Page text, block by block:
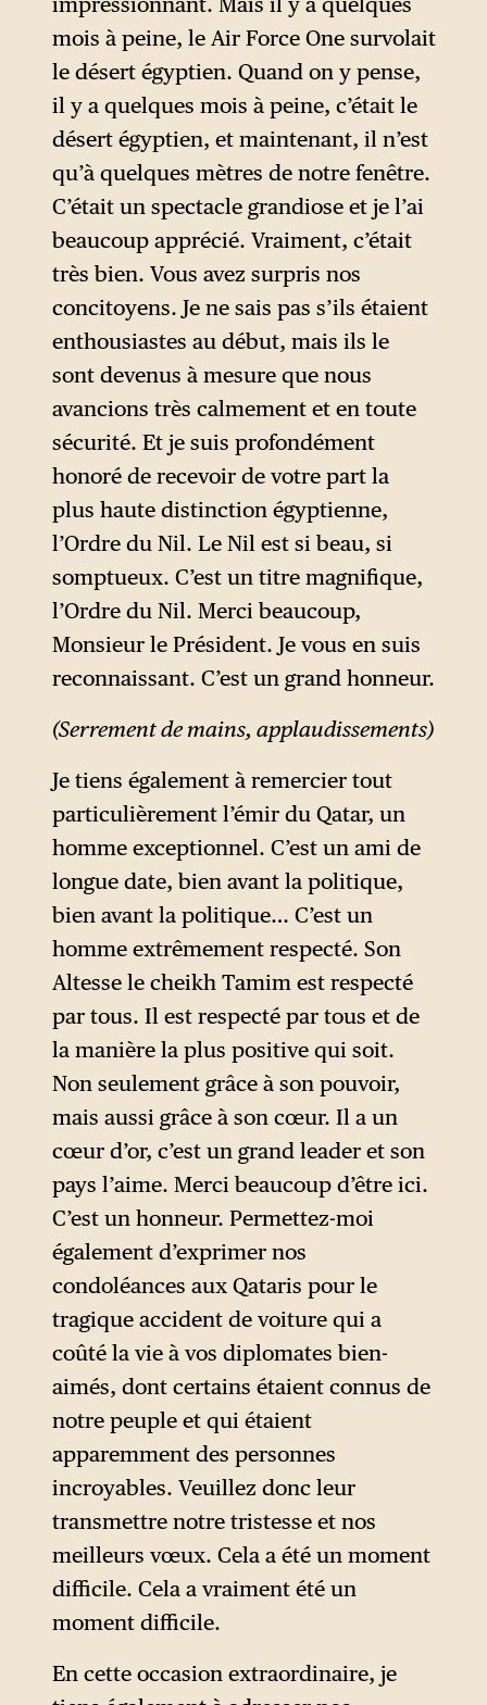
mois à peine, le Air Force One survolait
le désert égyptien. Quand on y pense,
il y a quelques mois à peine, c’était le
désert égyptien, et maintenant, il n’est
qu’à quelques mètres de notre fenêtre.
C’était un spectacle grandiose et je l’ai
beaucoup apprécié. Vraiment, c’était
très bien. Vous avez surpris nos
concitoyens. Je ne sais pas s’ils étaient
enthousiastes au début, mais ils le
sont devenus à mesure que nous
avancions très calmement et en toute
sécurité. Et je suis profondément
honoré de recevoir de votre part la
plus haute distinction égyptienne,
l’Ordre du Nil. Le Nil est si beau, si
somptueux. C’est un titre magnifique,
l’Ordre du Nil. Merci beaucoup,
Monsieur le Président. Je vous en suis
reconnaissant. C’est un grand honneur.
(Serrement de mains, applaudissements)
Je tiens également à remercier tout
particulièrement l’émir du Qatar, un
homme exceptionnel. C’est un ami de
longue date, bien avant la politique,
bien avant la politique… C’est un
homme extrêmement respecté. Son
Altesse le cheikh Tamim est respecté
par tous. Il est respecté par tous et de
la manière la plus positive qui soit.
Non seulement grâce à son pouvoir,
mais aussi grâce à son cœur. Il a un
cœur d’or, c’est un grand leader et son
pays l’aime. Merci beaucoup d’être ici.
C’est un honneur. Permettez-moi
également d’exprimer nos
condoléances aux Qataris pour le
tragique accident de voiture qui a
coûté la vie à vos diplomates bien-
aimés, dont certains étaient connus de
notre peuple et qui étaient
apparemment des personnes
incroyables. Veuillez donc leur
transmettre notre tristesse et nos
meilleurs vœux. Cela a été un moment
difficile. Cela a vraiment été un
moment difficile.
En cette occasion extraordinaire, je